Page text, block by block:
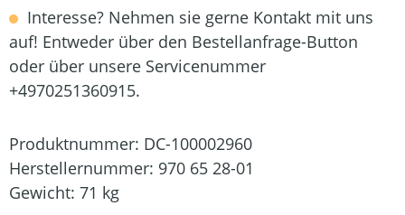
Interesse? Nehmen sie gerne Kontakt mit uns
auf! Entweder über den Bestellanfrage-Button
oder über unsere Servicenummer
+4970251360915.
Produktnummer: DC-100002960
Herstellernummer: 970 65 28-01
Gewicht: 71 kg